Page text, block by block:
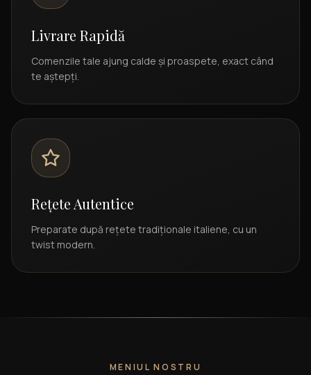
Livrare Rapidă
Comenzile tale ajung calde și proaspete, exact când
te aștepți.
Rețete Autentice
Preparate după rețete tradiționale italiene, cu un
twist modern.
MENIUL NOSTRU